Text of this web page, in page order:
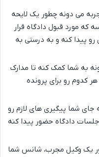
می دونه چطور یک لایحه
مورد قبول دادگاه قرار
رو پیدا کنه و به درستی به
به شما کمک کنه تا مدارک
کدوم رو برای پرونده
جای شما پیگیری های لازم رو
دادگاه حضور پیدا کنه
یک وکیل مجرب، شانس شما